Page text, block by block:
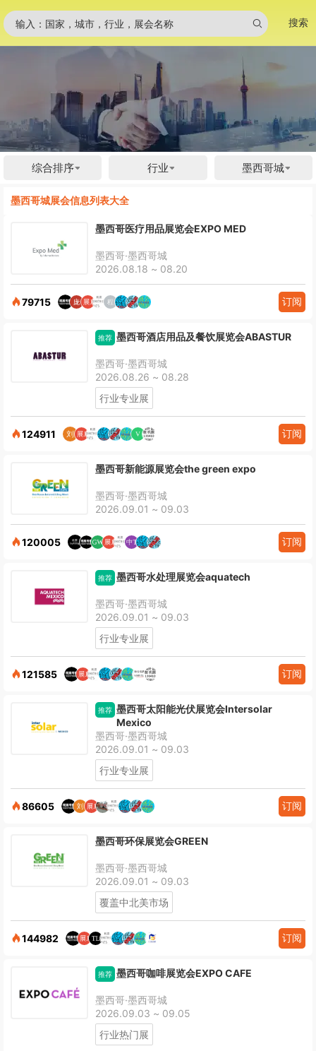
输入：国家，城市，行业，展会名称 搜索
综合排序 行业 墨西哥城
墨西哥城展会信息列表大全
墨西哥医疗用品展览会EXPO MED
墨西哥·墨西哥城
2026.08.18 ~ 08.20
79715 订阅
推荐 墨西哥酒店用品及餐饮展览会ABASTUR
墨西哥·墨西哥城
2026.08.26 ~ 08.28
行业专业展
124911 订阅
墨西哥新能源展览会the green expo
墨西哥·墨西哥城
2026.09.01 ~ 09.03
120005 订阅
推荐 墨西哥水处理展览会aquatech
墨西哥·墨西哥城
2026.09.01 ~ 09.03
行业专业展
121585 订阅
推荐 墨西哥太阳能光伏展览会Intersolar
Mexico
墨西哥·墨西哥城
2026.09.01 ~ 09.03
行业专业展
86605 订阅
墨西哥环保展览会GREEN
墨西哥·墨西哥城
2026.09.01 ~ 09.03
覆盖中北美市场
144982 订阅
推荐 墨西哥咖啡展览会EXPO CAFE
墨西哥·墨西哥城
2026.09.03 ~ 09.05
行业热门展